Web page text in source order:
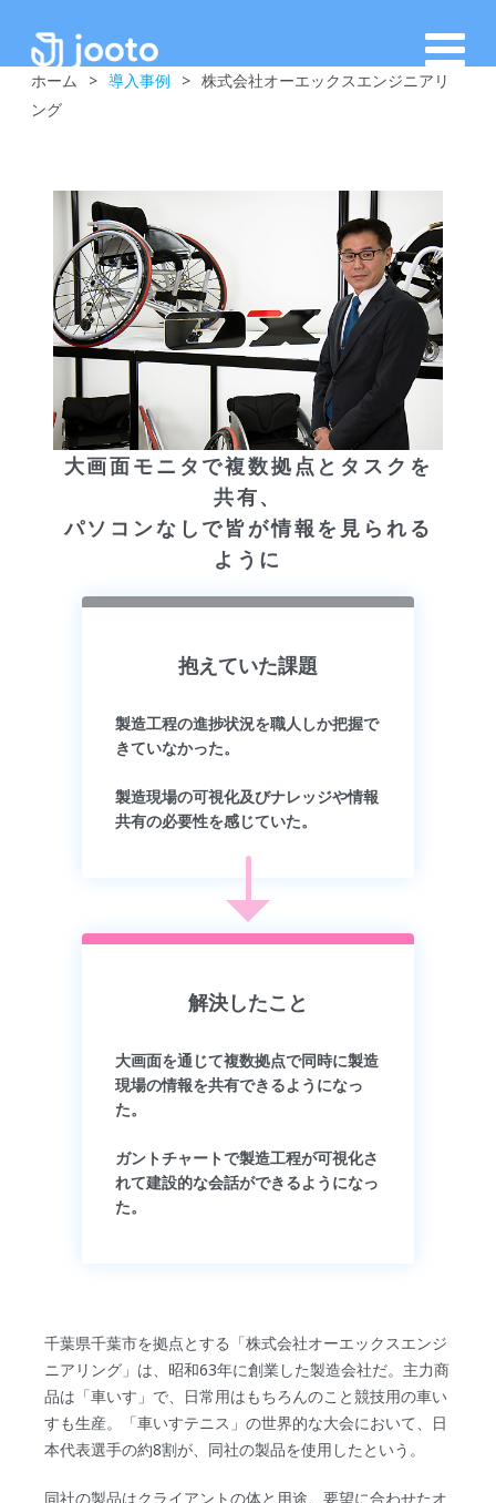
ホーム > 導入事例 > 株式会社オーエックスエンジニアリ
ング
大画面モニタで複数拠点とタスクを
共有、
パソコンなしで皆が情報を見られる
ように
抱えていた課題
製造工程の進捗状況を職人しか把握で
きていなかった。
製造現場の可視化及びナレッジや情報
共有の必要性を感じていた。
解決したこと
大画面を通じて複数拠点で同時に製造
現場の情報を共有できるようになっ
た。
ガントチャートで製造工程が可視化さ
れて建設的な会話ができるようになっ
た。
千葉県千葉市を拠点とする「株式会社オーエックスエンジ
ニアリング」は、昭和63年に創業した製造会社だ。主力商
品は「車いす」で、日常用はもちろんのこと競技用の車い
すも生産。「車いすテニス」の世界的な大会において、日
本代表選手の約8割が、同社の製品を使用したという。
同社の製品はクライアントの体と用途、要望に合わせたオ